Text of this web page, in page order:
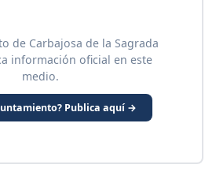
de Carbajosa de la Sagrada
información oficial en este
medio.
Publica aquí →